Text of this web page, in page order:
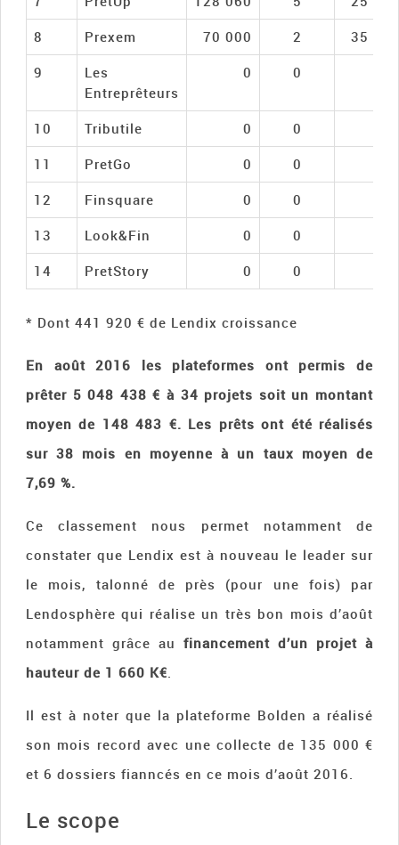
8
Prexem 70 000 2
35 000
9
Les
Entreprêteurs
0 0
10 Tributile 0 0
11
PretGo 0 0
12
Finsquare 0 0
13
Look&Fin 0 0
14
PretStory 0 0
* Dont 441 920 € de Lendix croissance
En août 2016 les plateformes ont permis de
prêter 5 048 438 € à 34 projets soit un montant
moyen de 148 483 €. Les prêts ont été réalisés
sur 38 mois en moyenne à un taux moyen de
7,69 %.
Ce classement nous permet notamment de
constater que Lendix est à nouveau le leader sur
le mois, talonné de près (pour une fois) par
Lendosphère qui réalise un très bon mois d’août
notamment grâce au financement d’un projet à
hauteur de 1 660 K€
Il est à noter que la plateforme Bolden a réalisé
son mois record avec une collecte de 135 000 €
et 6 dossiers fianncés en ce mois d’août 2016.
Le scope